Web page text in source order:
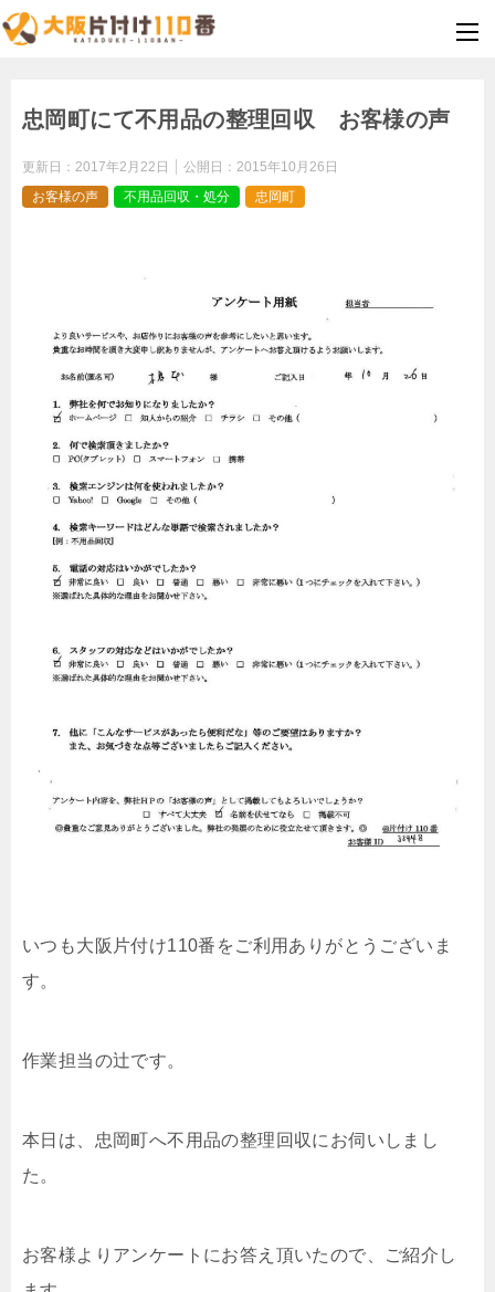
忠岡町にて不用品の整理回収 お客様の声
更新日： 2017年2月22日 公開日： 2015年10月26日
お客様の声
不用品回収・処分 忠岡町
いつも大阪片付け110番をご利用ありがとうございま
す。
作業担当の辻です。
本日は、忠岡町へ不用品の整理回収にお伺いしまし
た。
お客様よりアンケートにお答え頂いたので、ご紹介し